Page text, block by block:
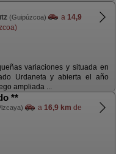
(Guipúzcoa) a 14,9
variaciones y situada en
Urdaneta y abierta el año
ampliada ...
**
a 16,9 km de